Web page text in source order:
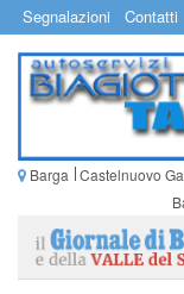
Segnalazioni Contatti
Barga Castelnuovo